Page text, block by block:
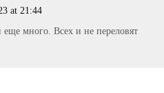
at 21:44
много. Всех и не переловят